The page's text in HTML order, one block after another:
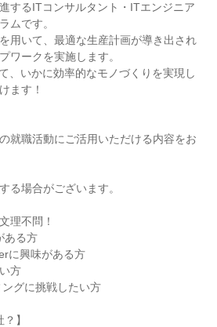
するITコンサルタント・ITエンジニア
ムです。
用いて、最適な生産計画が導き出され
ワークを実施します。
、いかに効率的なモノづくりを実現し
ます！
就職活動にご活用いただける内容をお
る場合がございます。
理不問！
ある方
に興味がある方
方
ングに挑戦したい方
】